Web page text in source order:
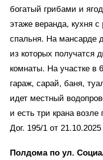
богатый грибами и
этаже веранда, кухня
спальня. На мансарде
из которых получатся
комнаты. На участке в
гараж, сарай, баня,
идет местный
и есть три крана возле
Дог. 195/1 от
Полдома по ул.